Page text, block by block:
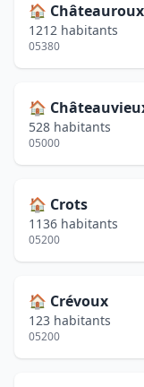
🏠
1212 habitants
05380
🏠
528 habitants
05000
🏠 Crots
1136 habitants
05200
🏠 Crévoux
123 habitants
05200